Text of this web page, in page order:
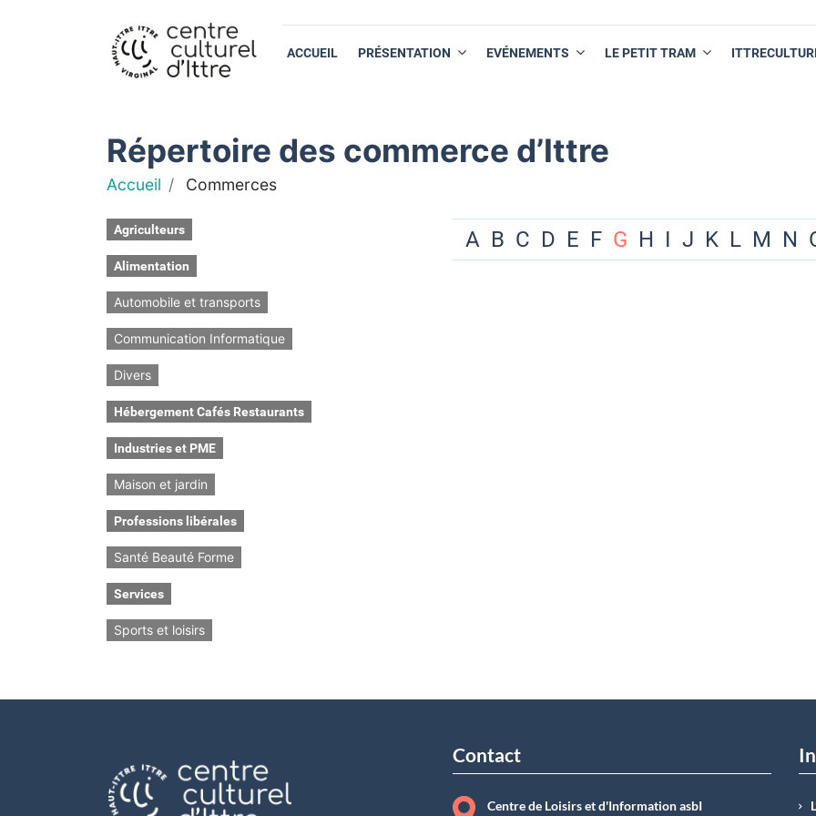
ACCUEIL PRÉSENTATION EVÉNEMENTS LE PETIT TRAM
Répertoire des commerce d’Ittre
Accueil Commerces
Agriculteurs
Alimentation
Automobile et transports
Communication Informatique
Divers
Hébergement Cafés Restaurants
Industries et PME
Maison et jardin
Professions libérales
Santé Beauté Forme
Services
Sports et loisirs
A B C D E F G H I J K L M N
Contact
Centre de Loisirs et d'Information asbI